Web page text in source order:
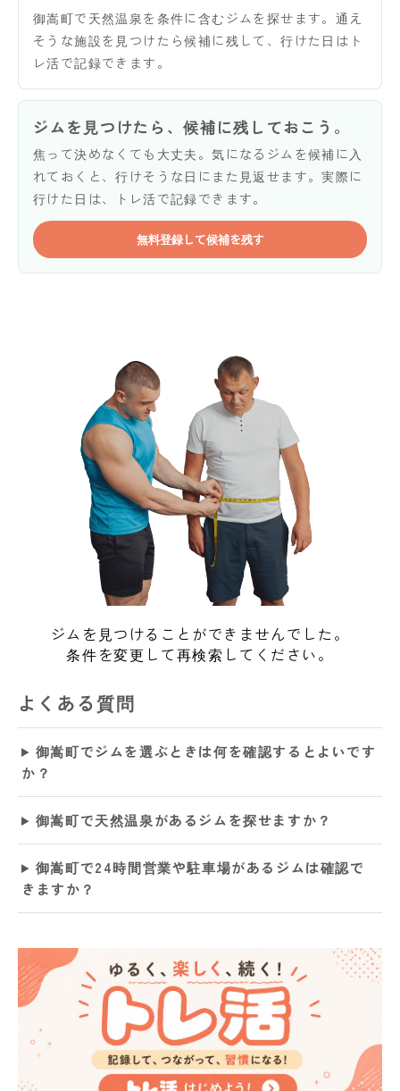
御嵩町で天然温泉を条件に含むジムを探せます。通え
そうな施設を見つけたら候補に残して、行けた日はト
レ活で記録できます。
ジムを見つけたら、候補に残しておこう。
焦って決めなくても大丈夫。気になるジムを候補に入
れておくと、行けそうな日にまた見返せます。実際に
行けた日は、トレ活で記録できます。
無料登録して候補を残す
ジムを見つけることができませんでした。
条件を変更して再検索してください。
よくある質問
御嵩町でジムを選ぶときは何を確認するとよいです
か？
御嵩町で天然温泉があるジムを探せますか？
御嵩町で24時間営業や駐車場があるジムは確認で
きますか？